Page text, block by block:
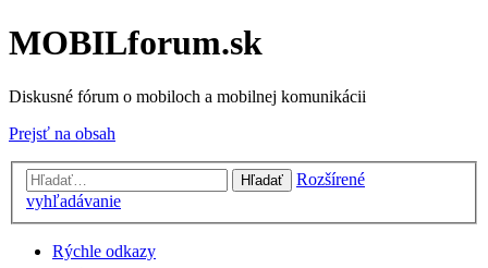
MOBILforum.sk
Diskusné fórum o mobiloch a mobilnej komunikácii
Prejsť na obsah
Hľadať
Rozšírené
vyhľadávanie
Rýchle odkazy